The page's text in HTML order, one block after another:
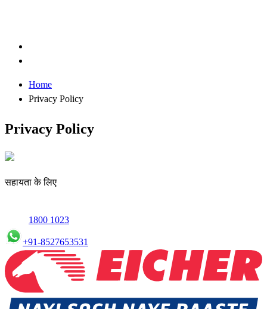
Home
Privacy Policy
Privacy Policy
सहायता के लिए
1800 1023
+91-8527653531